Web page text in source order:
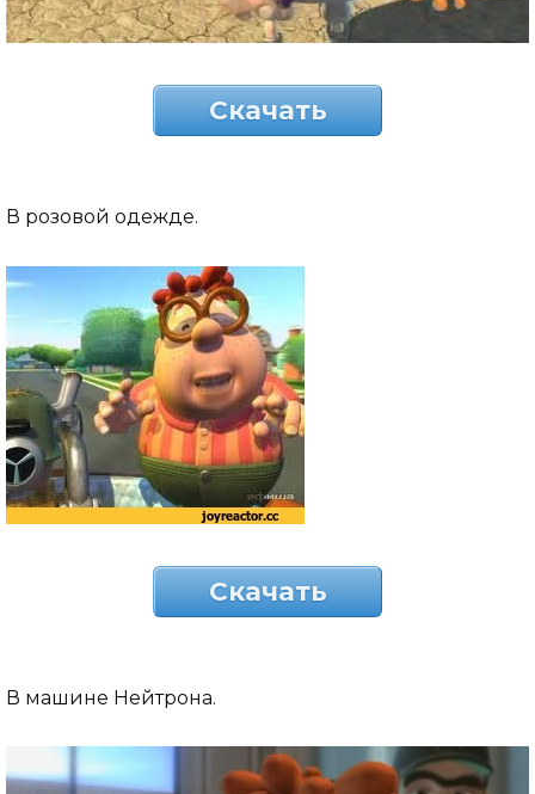
Скачать
В розовой одежде.
Скачать
В машине Нейтрона.